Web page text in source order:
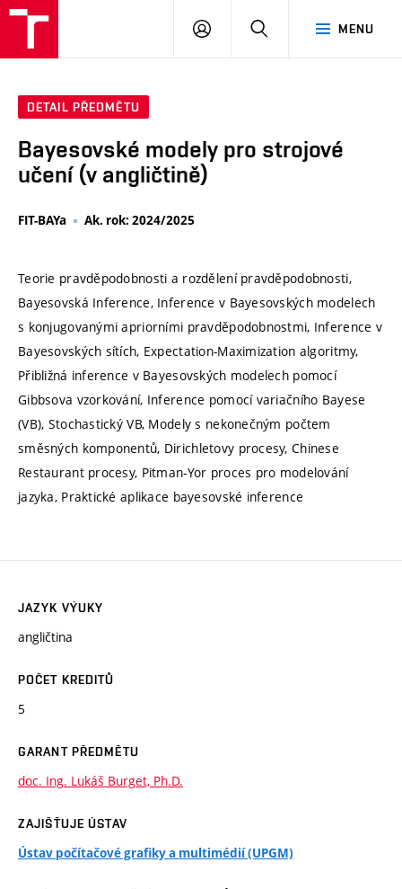
MENU
PŘIHLÁSIT
DETAIL PŘEDMĚTU
Bayesovské modely pro strojové
učení (v angličtině)
FIT-BAYa Ak. rok: 2024/2025
Teorie pravděpodobnosti a rozdělení pravděpodobnosti,
Bayesovská Inference, Inference v Bayesovských modelech
s konjugovanými apriorními pravděpodobnostmi, Inference v
Bayesovských sítích, Expectation-Maximization algoritmy,
Přibližná inference v Bayesovských modelech pomocí
Gibbsova vzorkování, Inference pomocí variačního Bayese
(VB), Stochastický VB, Modely s nekonečným počtem
směsných komponentů, Dirichletovy procesy, Chinese
Restaurant procesy, Pitman-Yor proces pro modelování
jazyka, Praktické aplikace bayesovské inference
JAZYK VÝUKY
angličtina
POČET KREDITŮ
5
GARANT PŘEDMĚTU
doc. Ing. Lukáš Burget, Ph.D.
ZAJIŠŤUJE ÚSTAV
Ústav počítačové grafiky a multimédií (UPGM)